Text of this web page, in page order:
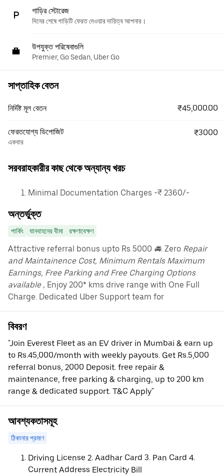
গাড়ির স্টোরেজ
দিনের শেষে গাড়িটি ফেরত দেওয়ার দায়িত্ব আপনার।
উপযুক্ত পরিষেবাগুলি
Premier, Go Sedan, Uber Go
সাপ্তাহিক বেতন
নির্দিষ্ট মূল বেতন ₹45,000.00
ফেরতযোগ্য ডিপোজিট
একবার
₹3000
সরবরাহকারীর কাছ থেকে অন্যান্য খরচ
Minimal Documentation Charges -₹ 2360/-
অন্তর্ভুক্ত
পার্কিং যানবাহনের বীমা রক্ষণাবেক্ষণ
Attractive referral bonus upto Rs 5000 🚘. Zero Repair
and Maintainence Cost, Minimum Rentals Maximum
Earnings, Free Parking and Free Charging Options
available, Enjoy 200* kms drive range with One Full
Charge. Dedicated Uber Support team for
বিবরণ
"Join Everest Fleet as an EV driver in Mumbai & earn up
to Rs.45,000/month with weekly payouts. Get Rs.5,000
referral bonus, 2000 Deposit. free repair &
maintenance, free parking & charging, up to 200 km
range & dedicated support. T&C Apply"
আবশ্যকতাসমূহ
ঠিকানার প্রমাণ
Driving License 2. Aadhar Card 3. Pan Card 4.
Current Address Electricity Bill